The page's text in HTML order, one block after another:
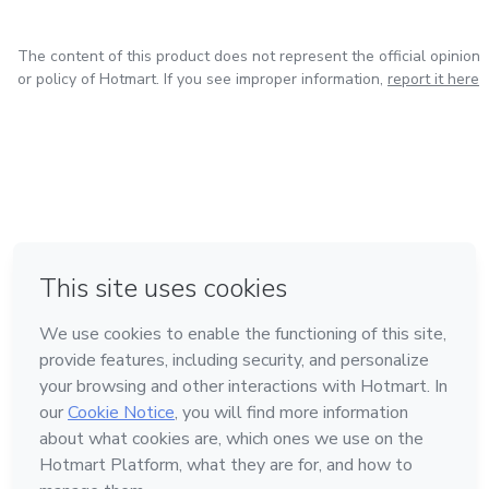
The content of this product does not represent the official opinion
or policy of Hotmart. If you see improper information, report it here
Made with❤ in Belo Horizonte
Learn about Hotmart
Language